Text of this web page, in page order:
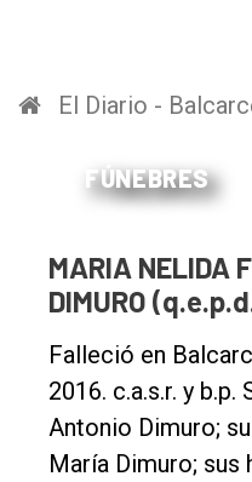
El Diario -
FÚNEBRES
MARIA NELIDA
DIMURO
Falleció en
2016. c.a.s.r. y b.p.
Antonio Dimuro;
María Dimuro; sus